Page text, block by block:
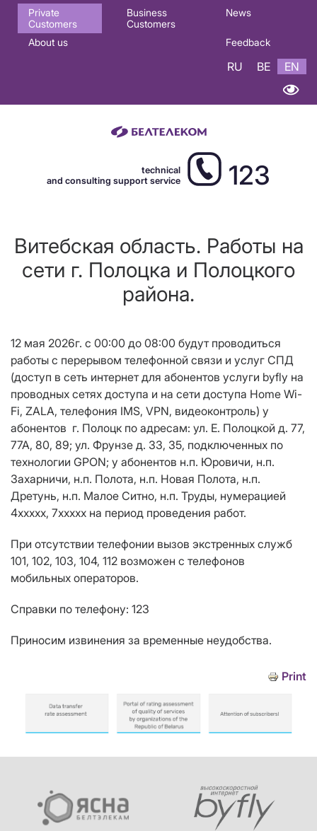
Основная
навигация
Private
Customers
Business
Customers
News
About us Feedback
RU BE EN
technical
and consulting support service
123
Витебская область. Работы на
сети г. Полоцка и Полоцкого
района.
12 мая 2026г. с 00:00 до 08:00 будут проводиться
работы с перерывом телефонной связи и услуг СПД
(доступ в сеть интернет для абонентов услуги byfly на
проводных сетях доступа и на сети доступа Home Wi-
Fi, ZALA, телефония IMS, VPN, видеоконтроль) у
абонентов г. Полоцк по адресам: ул. Е. Полоцкой д. 77,
77А, 80, 89; ул. Фрунзе д. 33, 35, подключенных по
технологии GPON; у абонентов н.п. Юровичи, н.п.
Захарничи, н.п. Полота, н.п. Новая Полота, н.п.
Дретунь, н.п. Малое Ситно, н.п. Труды, нумерацией
4ххххх, 7ххххх на период проведения работ.
При отсутствии телефонии вызов экстренных служб
101, 102, 103, 104, 112 возможен с телефонов
мобильных операторов.
Справки по телефону: 123
Приносим извинения за временные неудобства.
Print